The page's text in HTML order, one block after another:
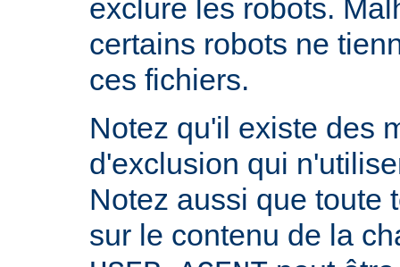
exclure les robots.
certains robots ne
ces fichiers.
Notez qu'il existe des
d'exclusion qui
Notez aussi que toute
sur le contenu de la